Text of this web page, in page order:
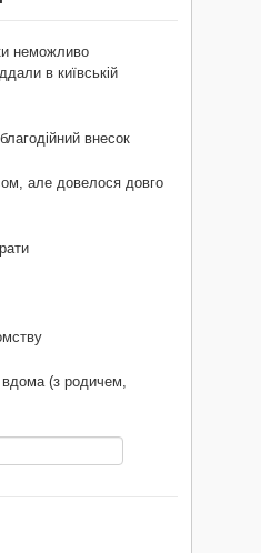
неможливо
в київській
внесок
але довелося довго
(з родичем,